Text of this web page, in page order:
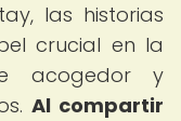
las historias
crucial en la
acogedor y
Al compartir